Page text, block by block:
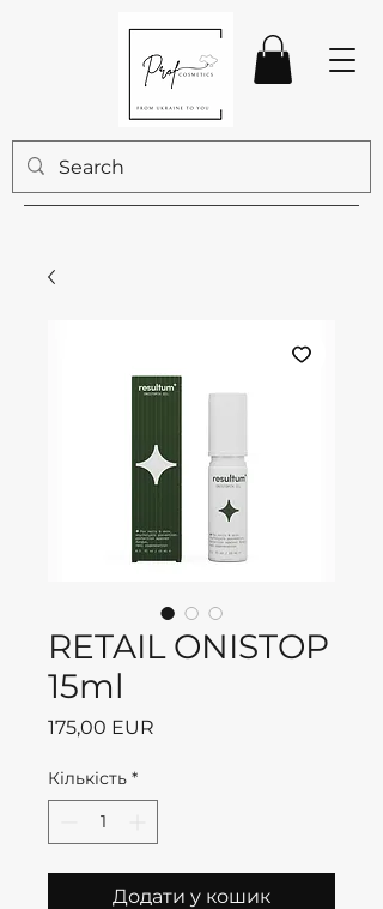
RETAIL ONISTOP
15ml
175,00 EUR
Кількість *
Додати у кошик